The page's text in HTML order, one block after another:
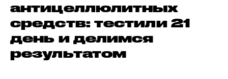
антицеллюлитных
средств: тестили 21
день и делимся
результатом